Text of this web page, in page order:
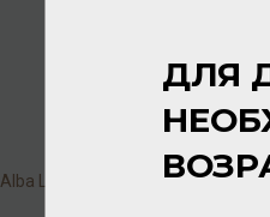
Alba Lupa Organic 40% 1л
ДЛЯ